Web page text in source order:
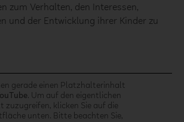
zum Verhalten, den Interessen,
und der Entwicklung ihrer Kinder zu
gerade einen Platzhalterinhalt
. Um auf den eigentlichen
zuzugreifen, klicken Sie auf die
unten. Bitte beachten Sie,